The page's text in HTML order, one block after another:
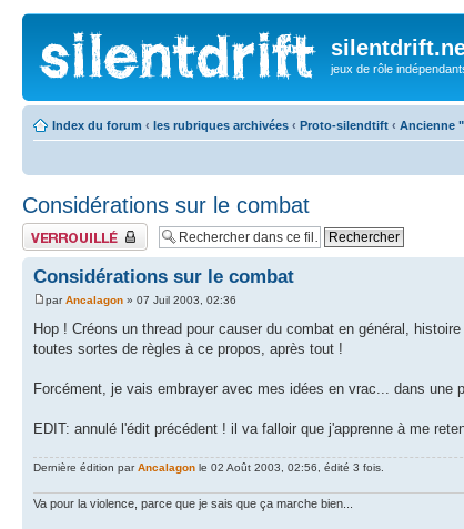
jeux de rôle
Index du forum ‹ les rubriques archivées ‹ Proto-silendtift ‹ Ancienne
Considérations sur le combat
Fil verrouillé
Considérations sur le combat
parAncalagon » 07 Juil 2003, 02:36
Hop ! Créons un thread pour causer du combat en général,
toutes sortes de règles à ce propos, après tout !
Forcément, je vais embrayer avec mes idées en vrac... dans une
EDIT: annulé l'édit précédent ! il va falloir que j'apprenne à me
Dernière édition parAncalagon le 02 Août 2003, 02:56, édité 3 fois.
Va pour la violence, parce que je sais que ça marche bien...